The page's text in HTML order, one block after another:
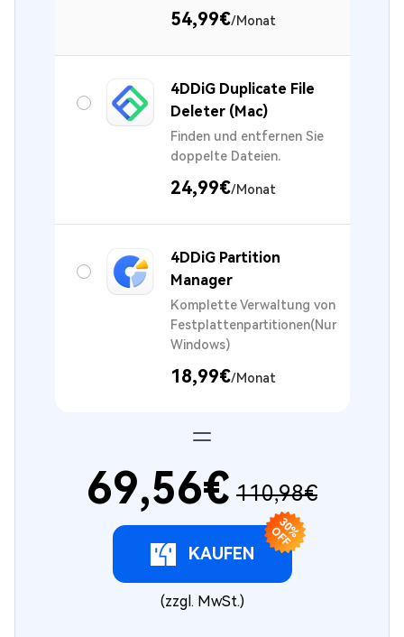
54,99€/Monat
4DDiG Duplicate File
Deleter (Mac)
Finden und entfernen Sie
doppelte Dateien.
24,99€/Monat
4DDiG Partition
Manager
Komplette Verwaltung von
Festplattenpartitionen(Nur
Windows)
18,99€/Monat
69,56€ 110,98€
3
0
% O
F
F
KAUFEN
(zzgl. MwSt.)